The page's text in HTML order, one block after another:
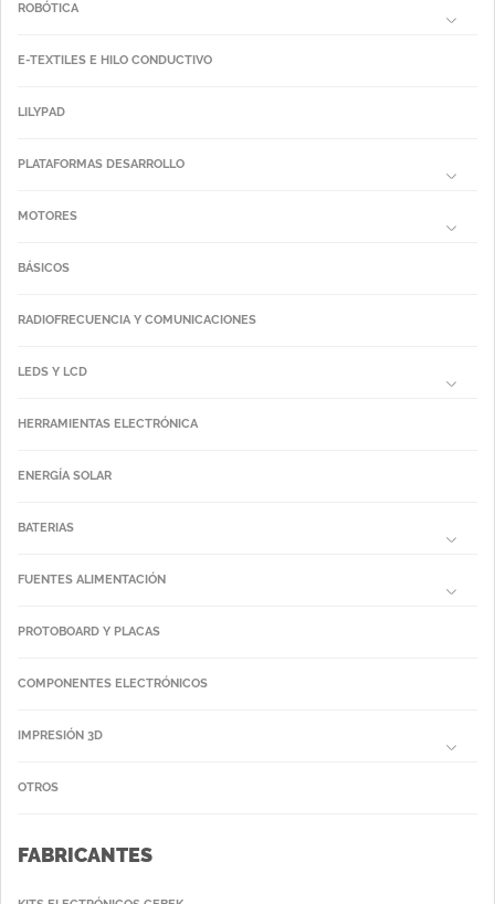
ROBÓTICA
E-TEXTILES E HILO CONDUCTIVO
LILYPAD
PLATAFORMAS DESARROLLO
MOTORES
BÁSICOS
RADIOFRECUENCIA Y COMUNICACIONES
LEDS Y LCD
HERRAMIENTAS ELECTRÓNICA
ENERGÍA SOLAR
BATERIAS
FUENTES ALIMENTACIÓN
PROTOBOARD Y PLACAS
COMPONENTES ELECTRÓNICOS
IMPRESIÓN 3D
OTROS
FABRICANTES